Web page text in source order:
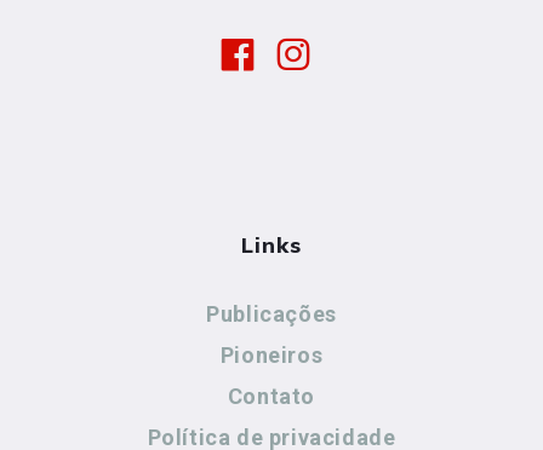
Links
Publicações
Pioneiros
Contato
Política de privacidade